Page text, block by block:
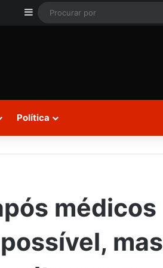
Barra Lateral
Política
médicos
mas